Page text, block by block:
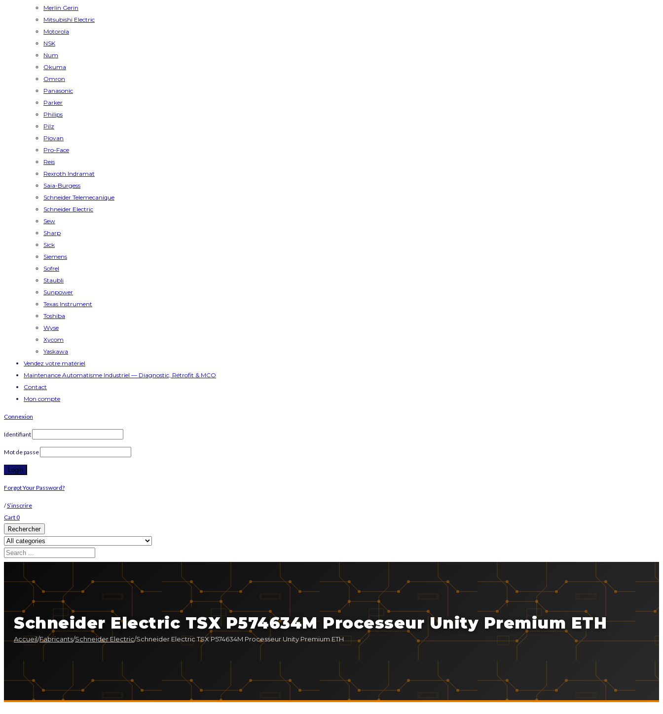
Merlin Gerin
Mitsubishi Electric
Motorola
NSK
Num
Okuma
Omron
Panasonic
Parker
Philips
Pilz
Piovan
Pro-Face
Reis
Rexroth Indramat
Saia-Burgess
Schneider Telemecanique
Schneider Electric
Sew
Sharp
Sick
Siemens
Sofrel
Staubli
Sunpower
Texas Instrument
Toshiba
Wyse
Xycom
Yaskawa
Vendez votre matériel
Maintenance Automatisme Industriel — Diagnostic, Rétrofit & MCO
Contact
Mon compte
Connexion
Identifiant
Mot de passe
Forgot Your Password?
/S’inscrire
Cart0
Rechercher
Schneider Electric TSX P574634M Processeur Unity Premium ETH
Accueil/Fabricants/Schneider Electric/Schneider Electric TSX P574634M Processeur Unity Premium ETH